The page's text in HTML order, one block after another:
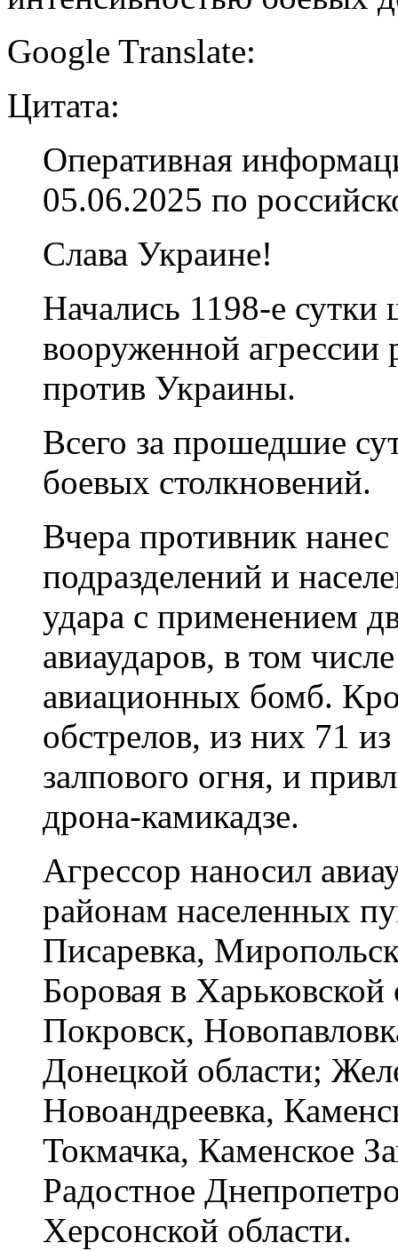
Google Translate:
Цитата:
Оперативная
05.06.2025 по
Слава Украине!
Начались 1198-е
вооруженной агрессии
против Украины.
Всего за прошедшие
боевых столкновений.
Вчера противник
подразделений и
удара с применением
авиаударов, в том
авиационных бомб.
обстрелов, из них 71
залпового огня, и
дрона-камикадзе.
Агрессор наносил
районам населенных
Писаревка,
Боровая в
Покровск,
Донецкой области;
Новоандреевка,
Токмачка, Каменское
Радостное
Херсонской области.